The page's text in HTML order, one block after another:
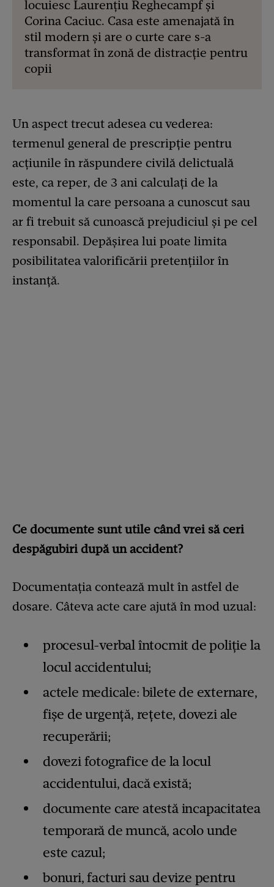
locuiesc Laurențiu Reghecampf și
Corina Caciuc. Casa este amenajată în
stil modern și are o curte care s-a
transformat în zonă de distracție pentru
copii
Un aspect trecut adesea cu vederea:
termenul general de prescripție pentru
acțiunile în răspundere civilă delictuală
este, ca reper, de 3 ani calculați de la
momentul la care persoana a cunoscut sau
ar fi trebuit să cunoască prejudiciul și pe cel
responsabil. Depășirea lui poate limita
posibilitatea valorificării pretențiilor în
instanță.
Ce documente sunt utile când vrei să ceri
despăgubiri după un accident?
Documentația contează mult în astfel de
dosare. Câteva acte care ajută în mod uzual:
procesul-verbal întocmit de poliție la
locul accidentului;
actele medicale: bilete de externare,
fișe de urgență, rețete, dovezi ale
recuperării;
dovezi fotografice de la locul
accidentului, dacă există;
documente care atestă incapacitatea
temporară de muncă, acolo unde
este cazul;
bonuri, facturi sau devize pentru